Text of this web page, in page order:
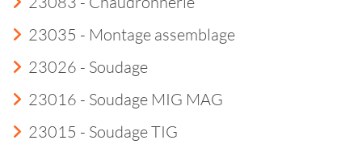
23035 - Montage assemblage
23026 - Soudage
23016 - Soudage MIG MAG
23015 - Soudage TIG